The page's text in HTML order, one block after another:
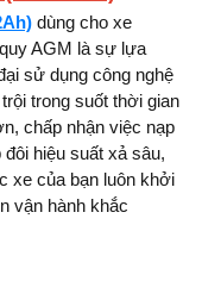
dùng cho xe
AGM là sự lựa
sử dụng công nghệ
trong suốt thời gian
chấp nhận việc nạp
hiệu suất xả sâu,
xe của bạn luôn khởi
vận hành khắc